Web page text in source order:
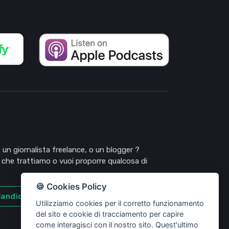
giornalista freelance, o un blogger ?
trattiamo o vuoi proporre qualcosa di
🍪 Cookies Policy
Utilizziamo cookies per il corretto funzionamento
del sito e cookie di tracciamento per capire
come interagisci con il nostro sito. Quest'ultimo